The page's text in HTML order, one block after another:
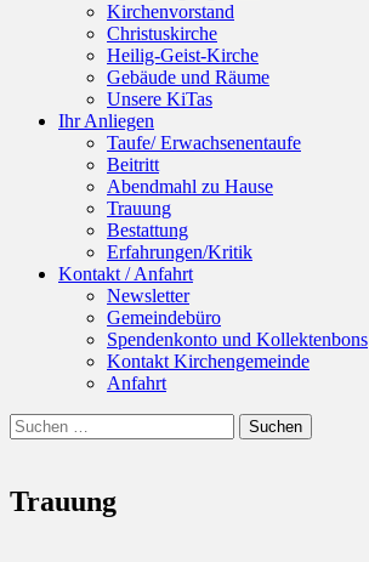
Kirchenvorstand
Christuskirche
Heilig-Geist-Kirche
Gebäude und Räume
Unsere KiTas
Ihr Anliegen
Taufe/ Erwachsenentaufe
Beitritt
Abendmahl zu Hause
Trauung
Bestattung
Erfahrungen/Kritik
Kontakt / Anfahrt
Newsletter
Gemeindebüro
Spendenkonto und Kollektenbons
Kontakt Kirchengemeinde
Anfahrt
Suchen
Suchen
nach:
Trauung